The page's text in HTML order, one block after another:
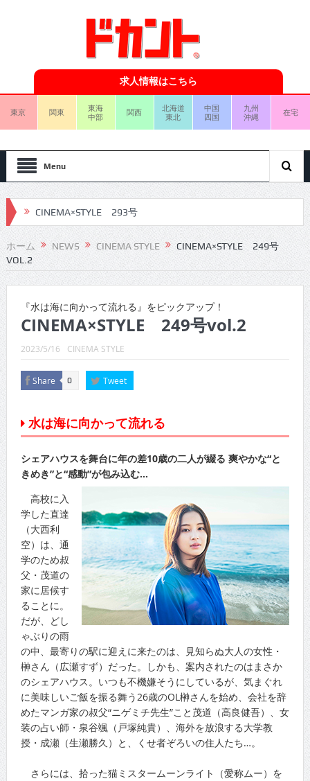
求人情報はこちら
東京 関東
東海
中部
関西
北海道
東北
中国
四国
九州
沖縄
在宅
Menu
CINEMA×STYLE 293号
CINEMA×STYLE 292号
CINEMA×STYLE 291号
CINEMA×STYLE 289号
CINEMA×STYLE 288号
CINEMA×STYLE 287号
CINEMA×STYLE 285号
ホーム NEWS CINEMA STYLE
CINEMA×STYLE 249号
VOL.2
『水は海に向かって流れる』をピックアップ！
CINEMA×STYLE 249号vol.2
2023/5/16 CINEMA STYLE
Share 0 Tweet
水は海に向かって流れる
シェアハウスを舞台に年の差10歳の二人が綴る 爽やかな“と
きめき”と“感動”が包み込む…
高校に入
学した直達
（大西利
空）は、通
学のため叔
父・茂道の
家に居候す
ることに。
だが、どし
ゃぶりの雨
の中、最寄りの駅に迎えに来たのは、見知らぬ大人の女性・
榊さん（広瀬すず）だった。しかも、案内されたのはまさか
のシェアハウス。いつも不機嫌そうにしているが、気まぐれ
に美味しいご飯を振る舞う26歳のOL榊さんを始め、会社を辞
めたマンガ家の叔父“ニゲミチ先生”こと茂道（高良健吾）、女
装の占い師・泉谷颯（戸塚純貴）、海外を放浪する大学教
授・成瀬（生瀬勝久）と、くせ者ぞろいの住人たち…。
さらには、拾った猫ミスタームーンライト（愛称ムー）を